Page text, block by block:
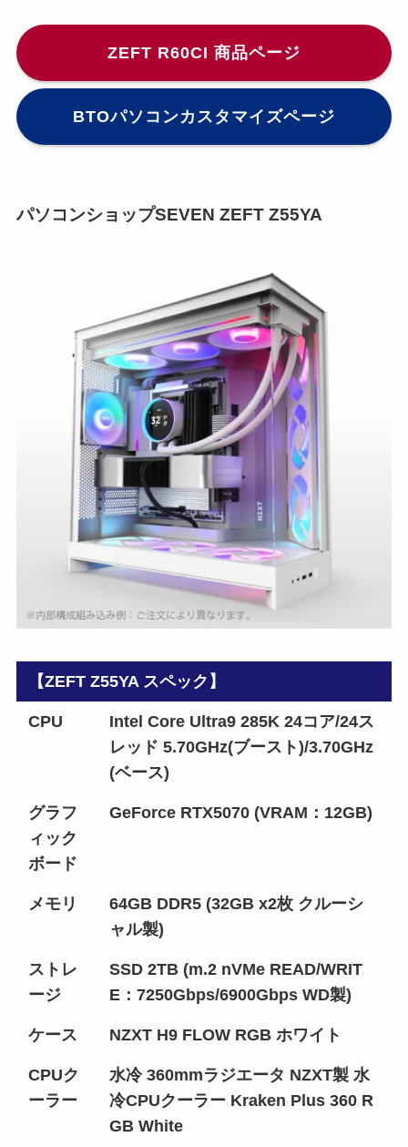
ZEFT R60CI 商品ページ
BTOパソコンカスタマイズページ
パソコンショップSEVEN ZEFT Z55YA
【ZEFT Z55YA スペック】
CPU
Intel Core Ultra9 285K 24コア/24ス
レッド 5.70GHz(ブースト)/3.70GHz
(ベース)
グラフ
ィック
ボード
GeForce RTX5070 (VRAM：12GB)
メモリ
64GB DDR5 (32GB x2枚 クルーシ
ャル製)
ストレ
ージ
SSD 2TB (m.2 nVMe READ/WRIT
E：7250Gbps/6900Gbps WD製)
ケース NZXT H9 FLOW RGB ホワイト
CPUク
ーラー
水冷 360mmラジエータ NZXT製 水
冷CPUクーラー Kraken Plus 360 R
GB White